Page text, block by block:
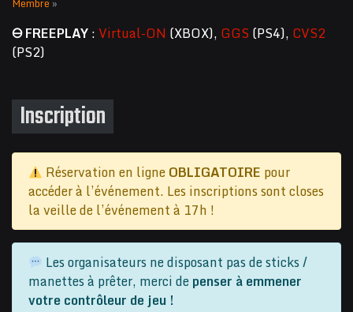
🜔 FREEPLAY:Virtual-ON (XBOX), GGS (PS4), CVS2
(PS2)
Inscription
Réservation en ligneOBLIGATOIRE pour
accéder à l’événement. Les inscriptions sont closes
la veille de l’événement à 17h !
Les organisateurs ne disposant pas de sticks /
manettes à prêter, merci depenser à emmener
votre contrôleur de jeu !